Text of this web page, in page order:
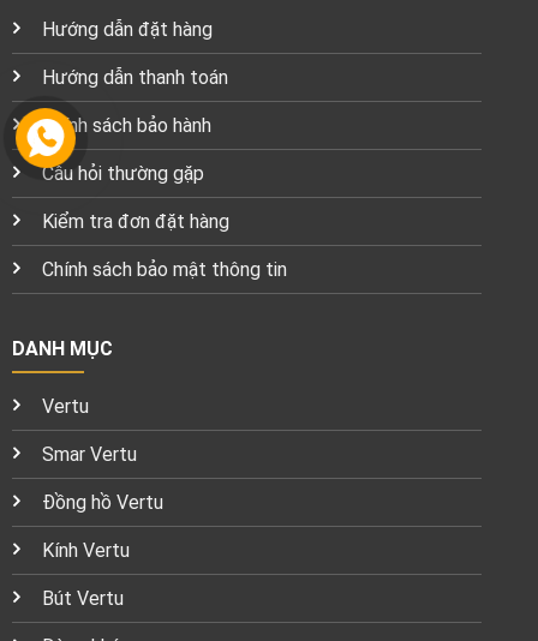
Hướng dẫn đặt hàng
Hướng dẫn thanh toán
Chính sách bảo hành
Câu hỏi thường gặp
Kiểm tra đơn đặt hàng
Chính sách bảo mật thông tin
DANH MỤC
Vertu
Smar Vertu
Đồng hồ Vertu
Kính Vertu
Bút Vertu